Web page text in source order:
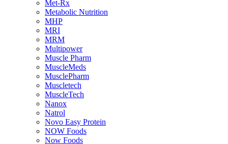
Met-Rx
Metabolic Nutrition
MHP
MRI
MRM
Multipower
Muscle Pharm
MuscleMeds
MusclePharm
Muscletech
MuscleTech
Nanox
Natrol
Novo Easy Protein
NOW Foods
Now Foods